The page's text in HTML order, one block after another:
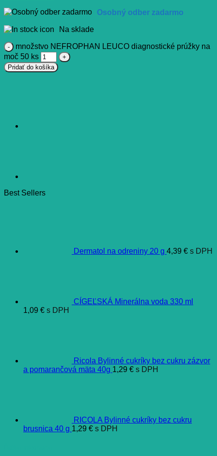
Osobný odber zadarmo
Na sklade
množstvo NEFROPHAN LEUCO diagnostické prúžky na
moč 50 ks
Pridať do košíka
Best Sellers
Dermatol na odreniny 20 g 4,39 € s DPH
CÍGEĽSKÁ Minerálna voda 330 ml
1,09 € s DPH
Ricola Bylinné cukríky bez cukru zázvor
a pomarančová mäta 40g 1,29 € s DPH
RICOLA Bylinné cukríky bez cukru
brusnica 40 g 1,29 € s DPH